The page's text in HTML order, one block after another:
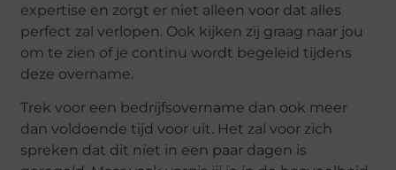
expertise en zorgt er niet alleen voor dat alles
perfect zal verlopen. Ook kijken zij graag naar jou
om te zien of je continu wordt begeleid tijdens
deze overname.
Trek voor een bedrijfsovername dan ook meer
dan voldoende tijd voor uit. Het zal voor zich
spreken dat dit niet in een paar dagen is